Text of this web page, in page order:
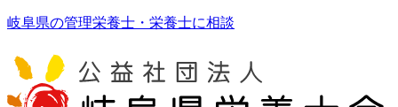
岐阜県の管理栄養士・栄養士に相談